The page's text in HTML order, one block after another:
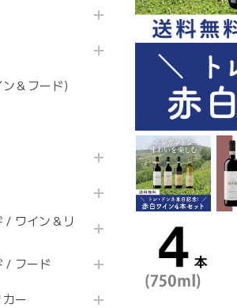
＆フード）
/ ワイン＆リ
/ フード
ー